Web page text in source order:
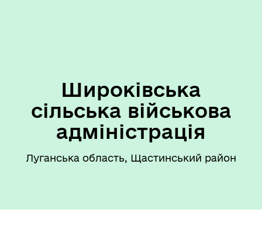
Широківська
сільська військова
адміністрація
Луганська область, Щастинський район